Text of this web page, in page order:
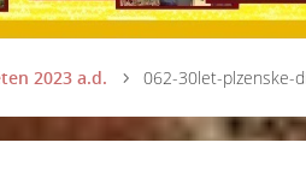
2023 a.d. 062-30let-plzenske-